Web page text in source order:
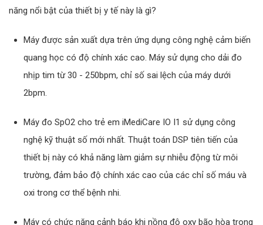
năng nổi bật của thiết bị y tế này là gì?
Máy được sản xuất dựa trên ứng dụng công nghệ cảm biến
quang học có độ chính xác cao. Máy sử dụng cho dải đo
nhịp tim từ 30 - 250bpm, chỉ số sai lệch của máy dưới
2bpm.
Máy đo SpO2 cho trẻ em iMediCare IO I1 sử dụng công
nghệ kỹ thuật số mới nhất. Thuật toán DSP tiên tiến của
thiết bị này có khả năng làm giảm sự nhiễu động từ môi
trường, đảm bảo độ chính xác cao của các chỉ số máu và
oxi trong cơ thể bệnh nhi.
Máy có chức năng cảnh báo khi nồng độ oxy bão hòa trong